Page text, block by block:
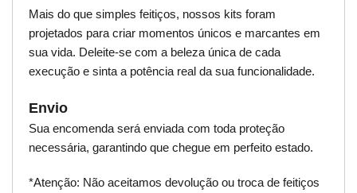
Mais do que simples feitiços, nossos kits foram
projetados para criar momentos únicos e marcantes em
sua vida. Deleite-se com a beleza única de cada
execução e sinta a potência real da sua funcionalidade.
Envio
Sua encomenda será enviada com toda proteção
necessária, garantindo que chegue em perfeito estado.
*Atenção: Não aceitamos devolução ou troca de feitiços